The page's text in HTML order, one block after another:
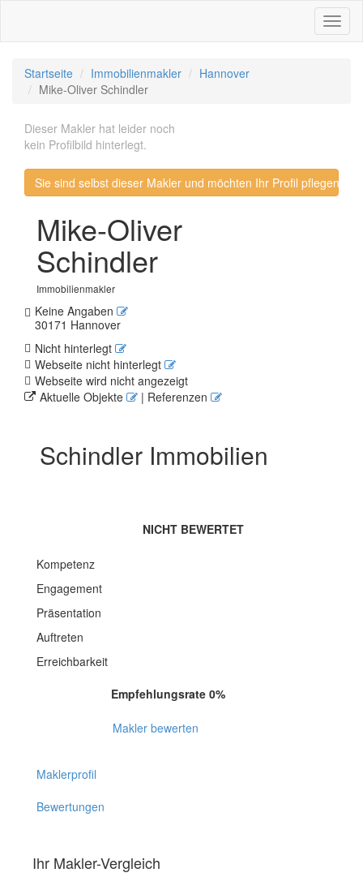
Startseite Immobilienmakler
Hannover
Mike-Oliver Schindler
Dieser Makler hat leider noch
kein Profilbild hinterlegt.
Sie sind selbst dieser Makler und möchten Ihr Profil pflegen?
Mike-Oliver
Schindler
Immobilienmakler
Keine Angaben
30171 Hannover
Nicht hinterlegt
Webseite nicht hinterlegt
Webseite wird nicht angezeigt
Aktuelle Objekte
| Referenzen
Schindler Immobilien
NICHT BEWERTET
Kompetenz
Engagement
Präsentation
Auftreten
Erreichbarkeit
Empfehlungsrate 0%
Makler bewerten
Maklerprofil
Bewertungen
Ihr Makler-Vergleich